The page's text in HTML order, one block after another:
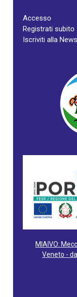
Accesso
Registrati subito
Iscriviti alla
MIAIVO:
Veneto -